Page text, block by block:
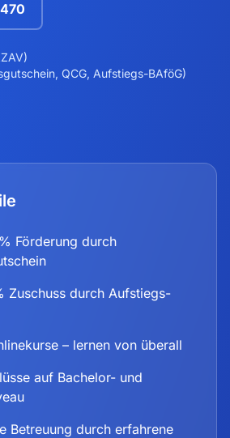
QCG, Aufstiegs-BAföG)
Förderung durch
Zuschuss durch Aufstiegs-
– lernen von überall
auf Bachelor- und
Betreuung durch erfahrene